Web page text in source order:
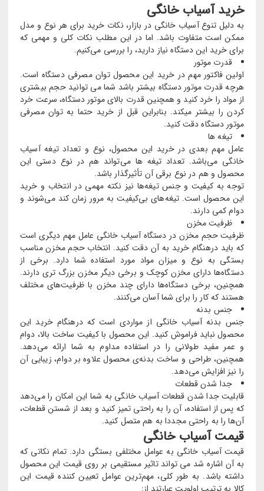
خرید آسیاب خانگی
به دلیل تنوع آسیاب خانگی در بازار، نکات خرید برای هر نوع و مدل
ممکن است متفاوت باشد. اما در این مطلب نکات کلی و مهمی که
برای خرید این دستگاه نیاز دارید، را بررسی می‌کنیم.
قدرت موتور
اولین فاکتور مهم در خرید این محصول توان مصرفی دستگاه است.
هرچه قدرت موتور دستگاه بیشتر باشد شما می توانید حجم بیشتری
از مواد را خرد کنید و همچنین قدرت بالای موتور دستگاه، سرعت خرد
کردن را بیشتر میکند. بنابراین قبل از خرید حتما به توان مصرفی
موتور دستگاه دقت کنید.
تیغه ها
عامل مهم بعدی در خرید این محصول، نوع و تعداد تیغه آسیاب
خانگی می‌باشد. تعداد تیغه‌ ها می‌تواند هم در نوع دستی این
محصول و هم در نوع برقی آن تأثیرگذار باشد.
توجه به کیفیت و جنس تیغه‌ها نیز نکته مهمی در انتخاب و خرید
این محصول است. تیغه‌های بی‌کیفیت به مرور زمان کند می‌شوند و
دوام کمی دارند.
ظرفیت مخزن
ظرفیت حجم مخزن در دستگاه آسیاب خانگی عامل مهم دیگری است
که باید درهنگام خرید به آن دقت کنید. انتخاب حجم مخزن مناسب
بستگی به نوع و میزان مواد مورد استفاده شما دارد. برخی از
دستگاه‌ها دارای مخزن کوچک و برخی دیگر مخزن بزرگ تری دارند.
همچنین، برخی دستگاه‌ها دارای چند مخزن با ظرفیت‌های مختلف
هستند که کار را برای شما آسان می‌کنند.
جنس بدنه
جنس بدنه آسیاب خانگی از مواردی است که درهنگام خرید این
محصول نباید فراموش کنید. این محصول با کیفیت ساخت بالا، دوام
و عمر مفید طولانی را در استفاده مداوم به شما ارائه می‌دهد.
همچنین، طراحی و ساخت بدنه‌ی محصول علاوه بر دوام، زیبایی آن
را نیز افزایش می‌دهد.
جدا شدن قطعات
قابلیت جدا شدن قطعات آسیاب خانگی به شما این امکان را می‌دهد
که پس از استفاده، آن را به راحتی تمیز کنید و بعد از شستن قطعات،
آن‌ها را به راحتی مجددا به هم متصل کنید.
قیمت آسیاب خانگی
قیمت آسیاب خانگی به عوامل مختلفی بستگی دارد. تمام نکاتی که
به آن اشاره شد می تواند تاثیر مستقیمی بر روی قیمت این محصول
داشته باشد. به طور کلی، مهم‌ترین عوامل تعیین‌ کننده قیمت این